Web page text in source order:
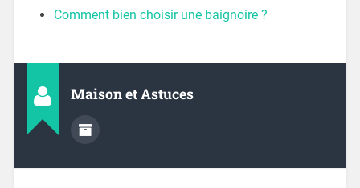
Comment bien choisir une baignoire ?
Maison et Astuces